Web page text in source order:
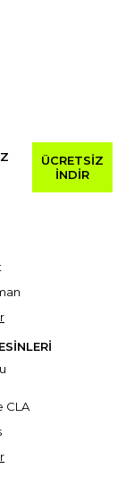
ÜCRETSİZ
İNDİR
CLA